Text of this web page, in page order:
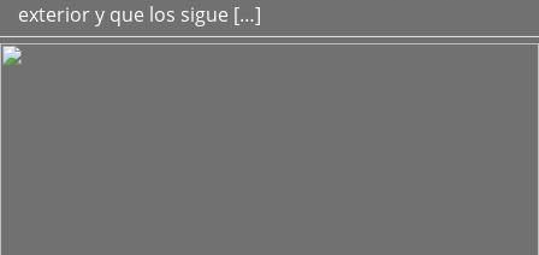
exterior y que los sigue […]